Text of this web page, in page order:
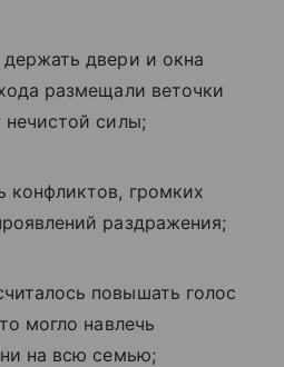
двери и окна
размещали веточки
силы;
конфликтов, громких
раздражения;
повышать голос
могло навлечь
на всю семью;